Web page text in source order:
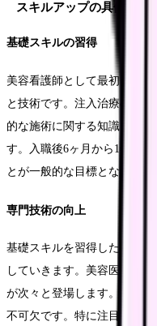
スキルアップの具体的方針
基礎スキルの習得
美容看護師として最初に求
と技術です。注入治療の介
的な施術に関する知識と経
す。入職後6ヶ月から1年程
とが一般的な目標となります
専門技術の向上
基礎スキルを習得した後は
していきます。美容医療の
が次々と登場します。その
不可欠です。特に注目すべき